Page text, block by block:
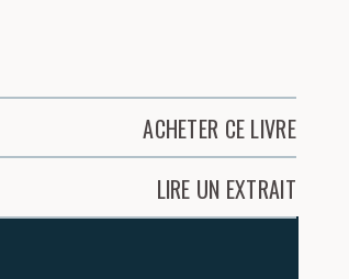
ACHETER CE LIVRE
LIRE UN EXTRAIT